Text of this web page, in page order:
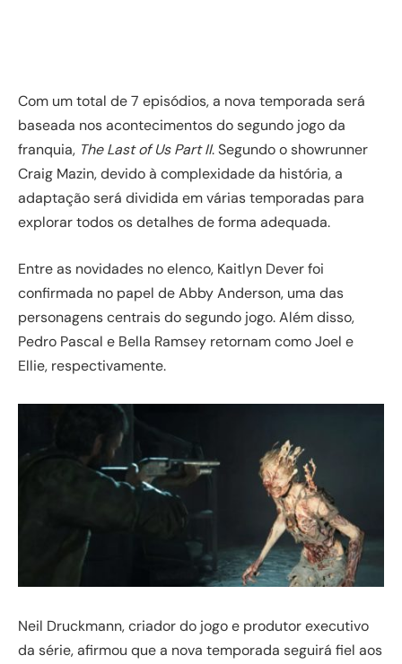
Com um total de 7 episódios, a nova temporada será
baseada nos acontecimentos do segundo jogo da
franquia, The Last of Us Part II. Segundo o showrunner
Craig Mazin, devido à complexidade da história, a
adaptação será dividida em várias temporadas para
explorar todos os detalhes de forma adequada.
Entre as novidades no elenco, Kaitlyn Dever foi
confirmada no papel de Abby Anderson, uma das
personagens centrais do segundo jogo. Além disso,
Pedro Pascal e Bella Ramsey retornam como Joel e
Ellie, respectivamente.
Neil Druckmann, criador do jogo e produtor executivo
da série, afirmou que a nova temporada seguirá fiel aos